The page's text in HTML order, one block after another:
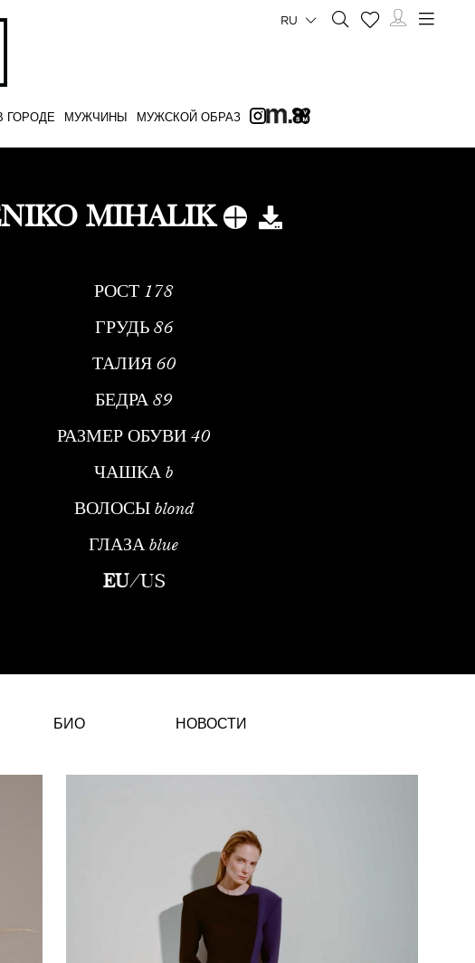
ГОРОДЕ МУЖЧИНЫ МУЖСКОЙ ОБРАЗ
RU
MIHALIK
РОСТ 178
ГРУДЬ 86
ТАЛИЯ 60
БЕДРА 89
РАЗМЕР ОБУВИ 40
ЧАШКА b
ВОЛОСЫ blond
ГЛАЗА blue
EU/US
Модель МодыРанние годы и открытиеЭнико Михалик —
БИО НОВОСТИ